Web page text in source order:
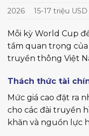
2026
15-17 triệu USD
Mỗi kỳ World Cup
tầm quan trọng của
truyền thông Việt
Thách thức tài
Mức giá cao đặt ra
cho các đài truyền
khăn và nguồn lực